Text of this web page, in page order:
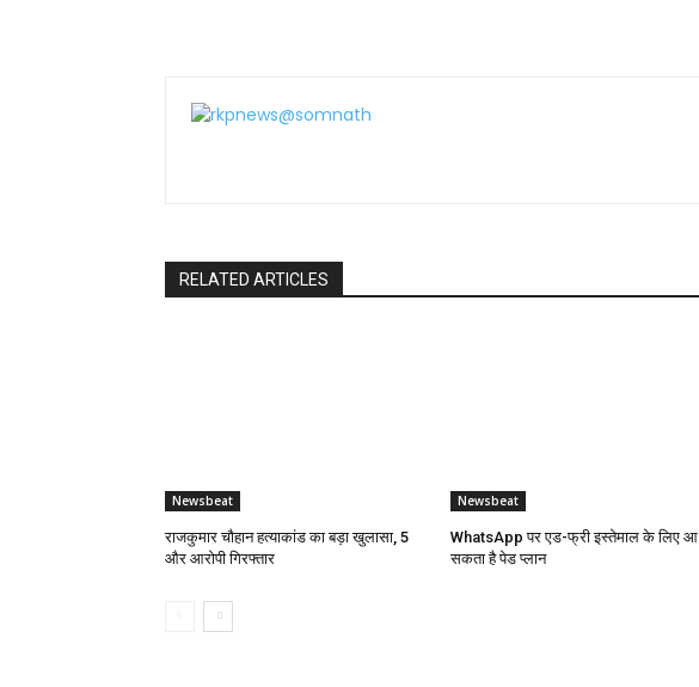
RELATED ARTICLES
Newsbeat
राजकुमार चौहान हत्याकांड का बड़ा खुलासा, 5
और आरोपी गिरफ्तार
Newsbeat
WhatsApp पर एड-फ्री इस्तेमाल के लिए आ
सकता है पेड प्लान